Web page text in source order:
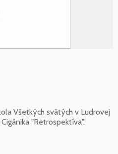
Všetkých svätých v Ludrovej
"Retrospektíva".